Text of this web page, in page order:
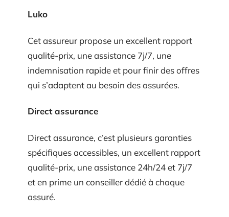
Luko
Cet assureur propose un excellent rapport
qualité-prix, une assistance 7j/7, une
indemnisation rapide et pour finir des offres
qui s’adaptent au besoin des assurées.
Direct assurance
Direct assurance, c’est plusieurs garanties
spécifiques accessibles, un excellent rapport
qualité-prix, une assistance 24h/24 et 7j/7
et en prime un conseiller dédié à chaque
assuré.